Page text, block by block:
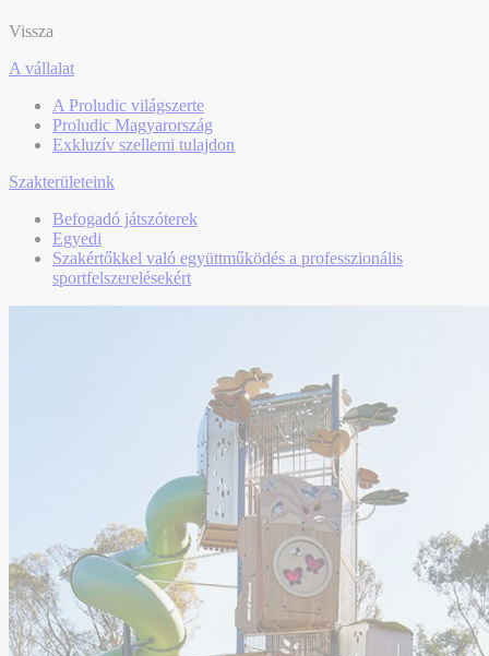
Vissza
A vállalat
A Proludic világszerte
Proludic Magyarország
Exkluzív szellemi tulajdon
Szakterületeink
Befogadó játszóterek
Egyedi
Szakértőkkel való együttműködés a professzionális
sportfelszerelésekért